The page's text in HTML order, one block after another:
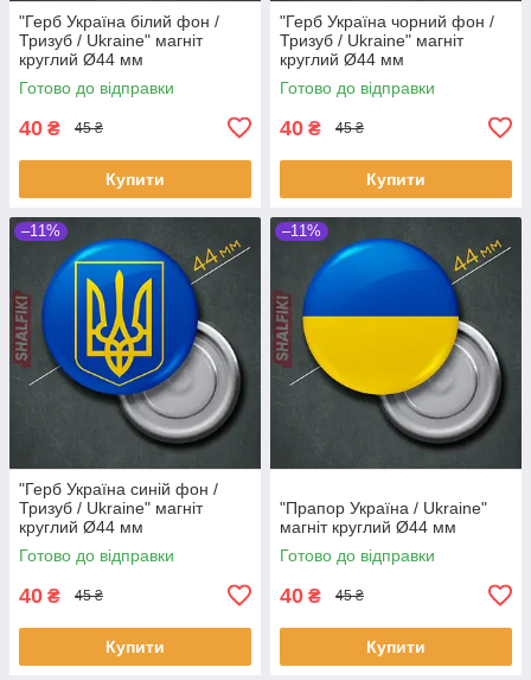
"Герб Українa білий фон /
Тризуб / Ukraine" магніт
круглий Ø44 мм
Готово до відправки
40 ₴ 45 ₴
Купити
"Герб Українa чорний фон /
Тризуб / Ukraine" магніт
круглий Ø44 мм
Готово до відправки
40 ₴ 45 ₴
Купити
–11%
"Герб Українa синій фон /
Тризуб / Ukraine" магніт
круглий Ø44 мм
Готово до відправки
40 ₴ 45 ₴
Купити
–11%
"Прапор Українa / Ukraine"
магніт круглий Ø44 мм
Готово до відправки
40 ₴ 45 ₴
Купити